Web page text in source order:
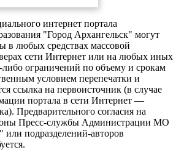
интернет портала
"Город Архангельск" могут
в любых средствах массовой
сети Интернет или на любых иных
либо ограничений по объему и срокам
условием перепечатки и
ссылка на первоисточник (в случае
портала в сети Интернет —
Предварительного согласия на
Пресс-службы Администрации МО
или подразделений-авторов